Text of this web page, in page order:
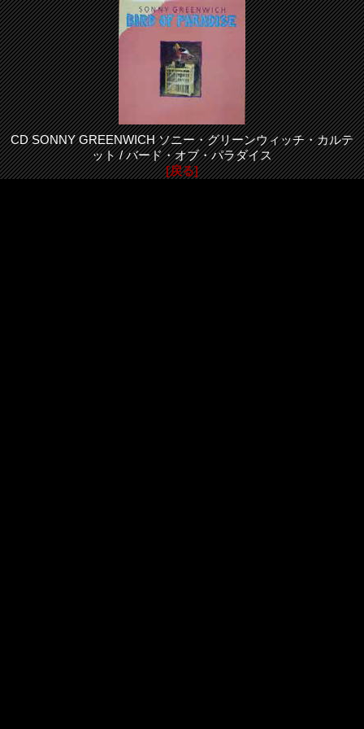
CD SONNY GREENWICH ソニー・グリーンウィッチ・カルテ
ット / バード・オブ・パラダイス
[戻る]